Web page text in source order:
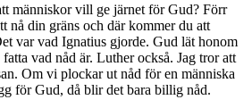
människor vill ge järnet för Gud? Förr
nå din gräns och där kommer du att
var vad Ignatius gjorde. Gud lät honom
vad nåd är. Luther också. Jag tror att
Om vi plockar ut nåd för en människa
för Gud, då blir det bara billig nåd.